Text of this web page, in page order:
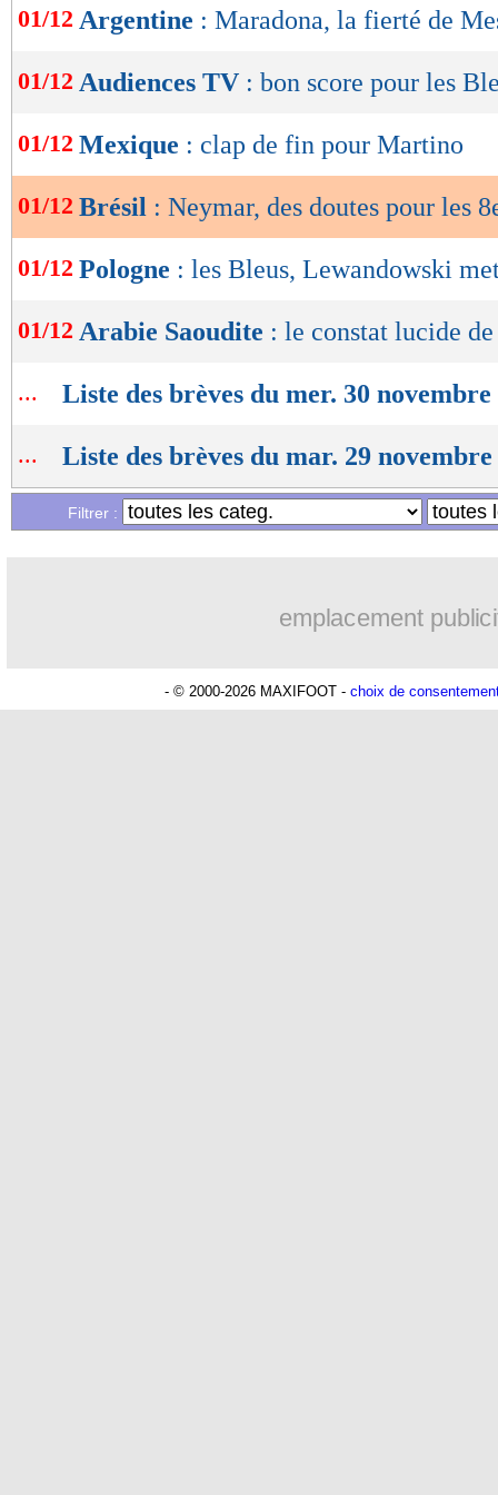
de
OK
01/12 Argentine : Maradona, la fierté de
01/12 Audiences TV : bon score pour les
01/12 Mexique : clap de fin pour Martino
01/12 Brésil : Neymar, des doutes pour les
01/12 Pologne : les Bleus, Lewandowski
01/12 Arabie Saoudite : le constat lucide
... Liste des brèves du mer. 30 novembre
... Liste des brèves du mar. 29 novembre
Filtrer :
emplacement
- © 2000-2026 MAXIFOOT - choix de